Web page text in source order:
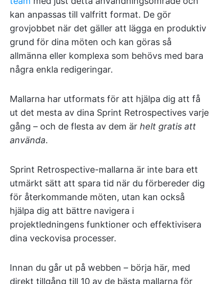
kan anpassas till valfritt format. De gör
grovjobbet när det gäller att lägga en produktiv
grund för dina möten och kan göras så
allmänna eller komplexa som behövs med bara
några enkla redigeringar.
Mallarna har utformats för att hjälpa dig att få
ut det mesta av dina Sprint Retrospectives varje
gång – och de flesta av dem är helt gratis att
använda.
Sprint Retrospective-mallarna är inte bara ett
utmärkt sätt att spara tid när du förbereder dig
för återkommande möten, utan kan också
hjälpa dig att bättre navigera i
projektledningens funktioner och effektivisera
dina veckovisa processer.
Innan du går ut på webben – börja här, med
direkt tillgång till 10 av de bästa mallarna för